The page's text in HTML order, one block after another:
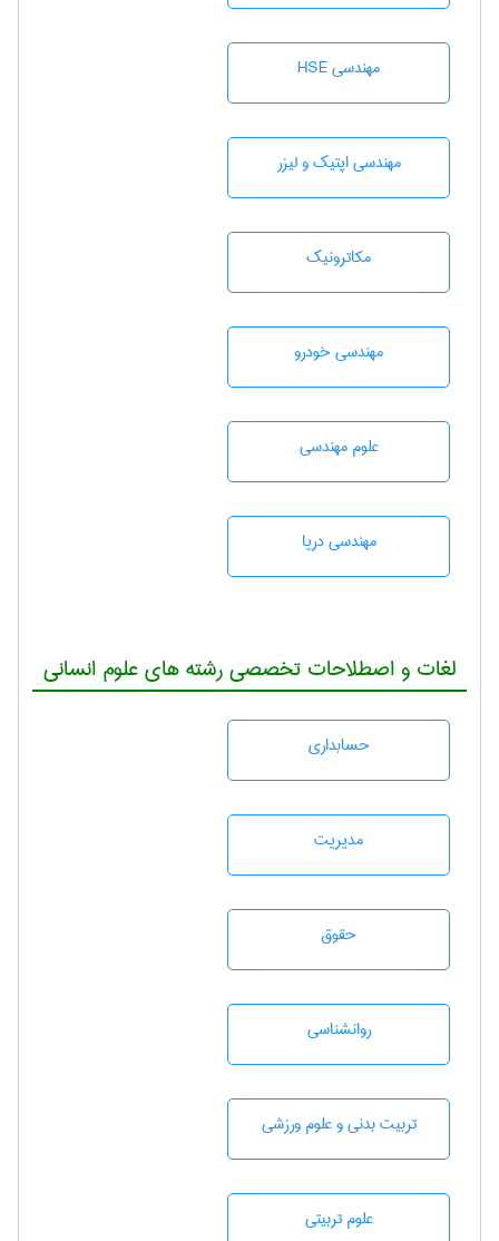
مهندسی HSE
مهندسی اپتیک و لیزر
مکاترونیک
مهندسی خودرو
علوم مهندسی
مهندسی دریا
لغات و اصطلاحات تخصصی رشته های علوم انسانی
حسابداری
مديريت
حقوق
روانشناسی
تربيت بدنی و علوم ورزشی
علوم تربيتی